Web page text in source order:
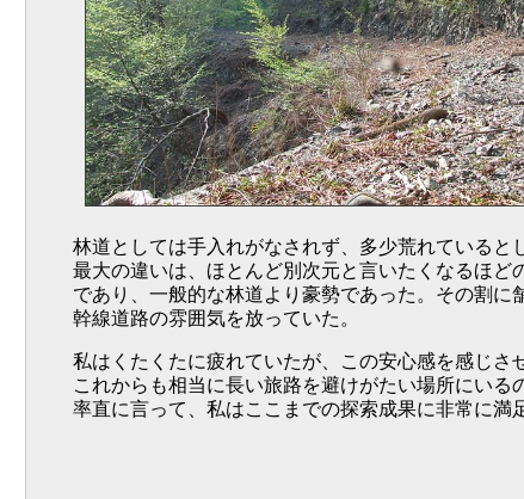
林道としては手入れがなされず、多少荒れていると
最大の違いは、ほとんど別次元と言いたくなるほ
であり、一般的な林道より豪勢であった。その割に
幹線道路の雰囲気を放っていた。
私はくたくたに疲れていたが、この安心感を感じさ
これからも相当に長い旅路を避けがたい場所にい
率直に言って、私はここまでの探索成果に非常に満